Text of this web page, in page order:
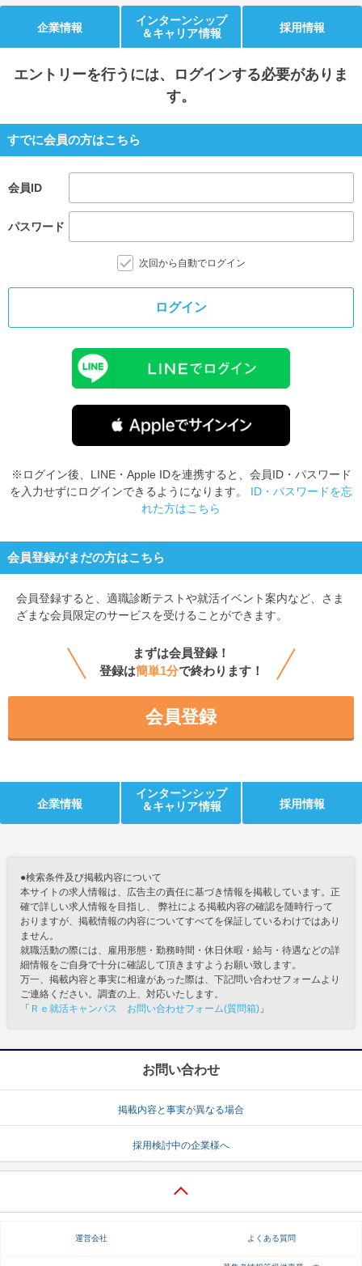
企業情報
インターンシップ
＆キャリア情報
採用情報
エントリーを行うには、ログインする必要がありま
す。
すでに会員の方はこちら
会員ID
パスワード
次回から自動でログイン
ログイン
※ログイン後、LINE・Apple IDを連携すると、会員ID・パスワード
を入力せずにログインできるようになります。 ID・パスワードを忘
れた方はこちら
会員登録がまだの方はこちら
会員登録すると、 適職診断テストや就活イベント案内など、さま
ざまな会員限定のサービスを受けることができます。
まずは会員登録！
登録は簡単1分で終わります！
会員登録
企業情報
インターンシップ
＆キャリア情報
採用情報
●検索条件及び掲載内容について
本サイトの求人情報は、広告主の責任に基づき情報を掲載しています。正
確で詳しい求人情報を目指し、 弊社による掲載内容の確認を随時行って
おりますが、掲載情報の内容についてすべてを保証しているわけではあり
ません。
就職活動の際には、雇用形態・勤務時間・休日休暇・給与・待遇などの詳
細情報をご自身で十分に確認して頂きますようお願い致します。
万一、掲載内容と事実に相違があった際は、下記問い合わせフォームより
ご連絡ください。調査の上、対応いたします。
「 Ｒｅ就活キャンパス お問い合わせフォーム(質問箱) 」
お問い合わせ
掲載内容と事実が異なる場合
採用検討中の企業様へ
運営会社 よくある質問